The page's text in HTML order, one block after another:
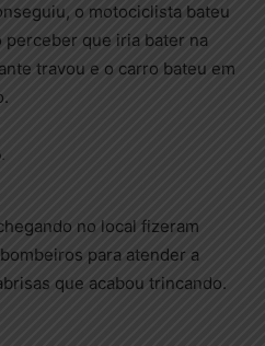
o motociclista bateu
que iria bater na
travou e o carro bateu em
no local fizeram
para atender a
que acabou trincando.